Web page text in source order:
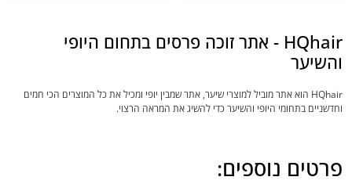
HQhair - אתר זוכה פרסים בתחום היופי
והשיער
HQhair הוא אתר מוביל למוצרי שיער, אתר שמבין יופי ומכיל את כל המוצרים הכי חמים
וחדשניים בתחומי היופי והשיער כדי להשיג את המראה הרצוי.
פרטים נוספים: